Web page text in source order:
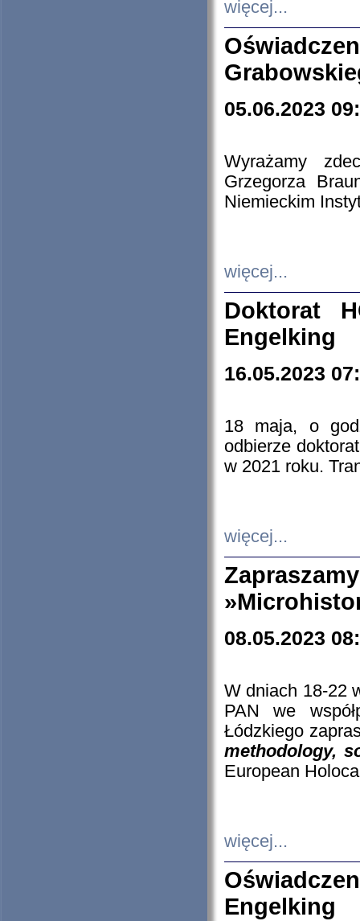
więcej...
05.06.2023
Wyrażamy
Grzegorza
Niemieckim
więcej...
Doktorat
Engelking
16.05.2023
18 maja, o
odbierze
w 2021 roku.
więcej...
08.05.2023
W dniach 18-22
PAN we
Łódzkiego
methodology,
European
więcej...
Engelking